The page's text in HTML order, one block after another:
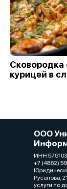
Сковородка
курицей в
ООО
ИНН
+7 (4862)
Русанова,
услуги по